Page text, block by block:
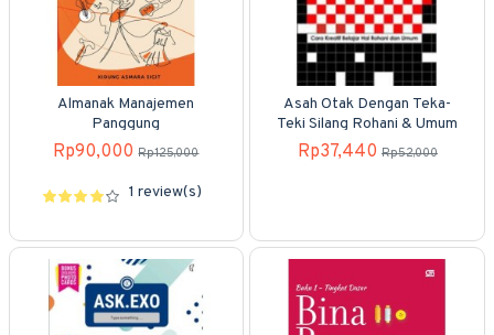
Almanak Manajemen
Panggung
Rp90,000 Rp125,000
1 review(s)
Asah Otak Dengan Teka-
Teki Silang Rohani & Umum
Rp37,440 Rp52,000